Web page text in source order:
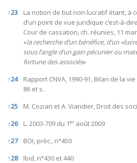
↑23
La notion de but non lucratif étant, à
d’un point de vue juridique c’est-à-
Cour de cassation, ch. réunies, 11
«la recherche d’un bénéfice, d’un
sous l’angle d’un gain pécunier ou
fortune des associés»
↑24
Rapport CNVA, 1990-91, Bilan de la
86 et s.
↑25 M. Cozian et A. Viandier, Droit des
↑26 L. 2003-709 du 1er août 2009
↑27
BOI, préc., n°450
↑28
Ibid, n°430 et 440